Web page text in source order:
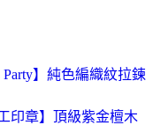
Party】純色編織紋拉鍊
印章】頂級紫金檀木